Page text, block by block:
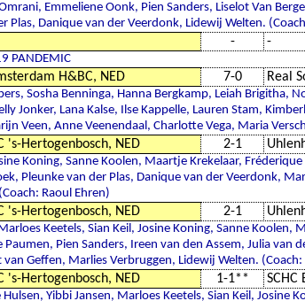
Emmeliene Oonk, Pien Sanders, Liselot Van
Plas, Danique van der Veerdonk, Lidewij Welten.
- -
PANDEMIC
H&BC, NED 7-0 Real
Sosha Benninga, Hanna Bergkamp, Leiah Brigitha,
Jonker, Lana Kalse, Ilse Kappelle, Lauren Stam,
Veen, Anne Veenendaal, Charlotte Vega, Maria
's-Hertogenbosch, NED 2-1
Koning, Sanne Koolen, Maartje Krekelaar,
Pleunke van der Plas, Danique van der Veerdonk,
Raoul Ehren)
's-Hertogenbosch, NED 2-1
Keetels, Sian Keil, Josine Koning, Sanne Koolen,
Pien Sanders, Ireen van den Assem, Julia van
Geffen, Marlies Verbruggen, Lidewij Welten. (Coach:
's-Hertogenbosch, NED 1-1** SCHC
Hulsen, Yibbi Jansen, Marloes Keetels, Sian Keil, Josine